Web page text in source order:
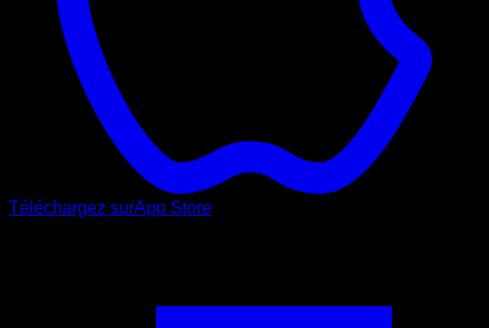
Téléchargez surApp Store